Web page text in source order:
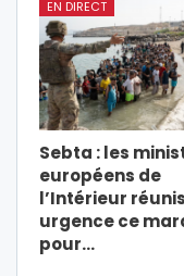
EN DIRECT
Sebta : les
européens de
l’Intérieur
urgence ce
pour…